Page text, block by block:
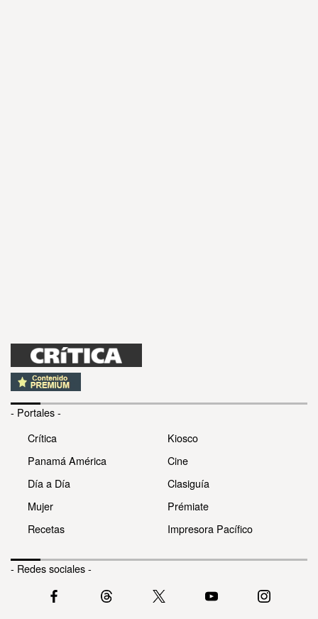
- Portales -
Crítica
Panamá América
Día a Día
Mujer
Recetas
Kiosco
Cine
Clasiguía
Prémiate
Impresora Pacífico
- Redes sociales -